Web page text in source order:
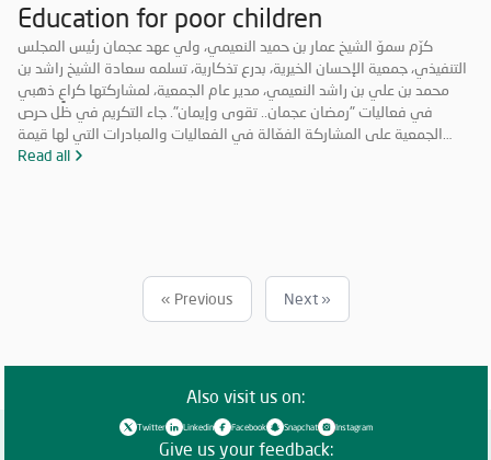
Education for poor children
كرّم سموّ الشيخ عمار بن حميد النعيمي، ولي عهد عجمان رئيس المجلس
التنفيذي، جمعية الإحسان الخيرية، بدرع تذكارية، تسلمه سعادة الشيخ راشد بن
محمد بن علي بن راشد النعيمي، مدير عام الجمعية، لمشاركتها كراعٍ ذهبي
في فعاليات "رمضان عجمان.. تقوى وإيمان". جاء التكريم في ظل حرص
الجمعية على المشاركة الفعّالة في الفعاليات والمبادرات التي لها قيمة
مضافة تعود على المجتمع بالخير والنفع، وهو ما تتميز به فعاليات "رمضان
وتعزيزاً لمكانة الإمارة وإبراز دورها في نشر قيم الخير والمحبة في الشهر
Read all
« Previous Next »
Also visit us on:
Twitter Linkedin Facebook Snapchat Instagram
Give us your feedback: